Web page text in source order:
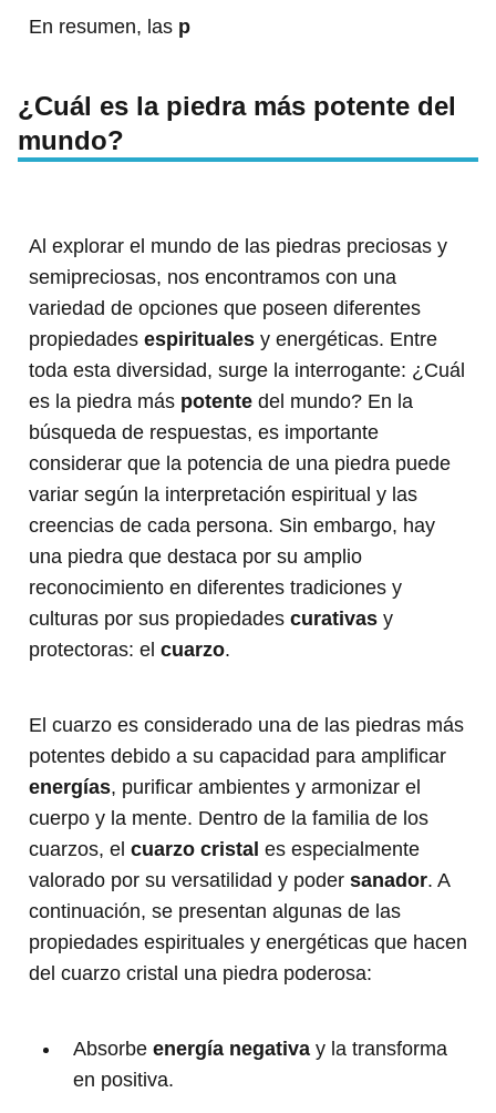
En resumen, las p
¿Cuál es la piedra más potente del
mundo?
Al explorar el mundo de las piedras preciosas y
semipreciosas, nos encontramos con una
variedad de opciones que poseen diferentes
propiedades espirituales y energéticas. Entre
toda esta diversidad, surge la interrogante: ¿Cuál
es la piedra más potente del mundo? En la
búsqueda de respuestas, es importante
considerar que la potencia de una piedra puede
variar según la interpretación espiritual y las
creencias de cada persona. Sin embargo, hay
una piedra que destaca por su amplio
reconocimiento en diferentes tradiciones y
culturas por sus propiedades curativas y
protectoras: el cuarzo.
El cuarzo es considerado una de las piedras más
potentes debido a su capacidad para amplificar
energías, purificar ambientes y armonizar el
cuerpo y la mente. Dentro de la familia de los
cuarzos, el cuarzo cristal es especialmente
valorado por su versatilidad y poder sanador. A
continuación, se presentan algunas de las
propiedades espirituales y energéticas que hacen
del cuarzo cristal una piedra poderosa:
Absorbe energía negativa y la transforma
en positiva.